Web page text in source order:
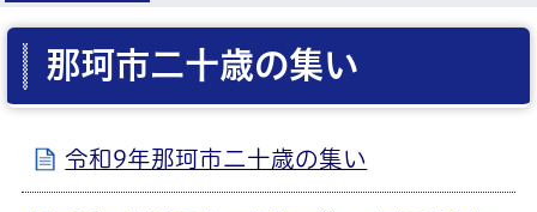
那珂市二十歳の集い
令和9年那珂市二十歳の集い